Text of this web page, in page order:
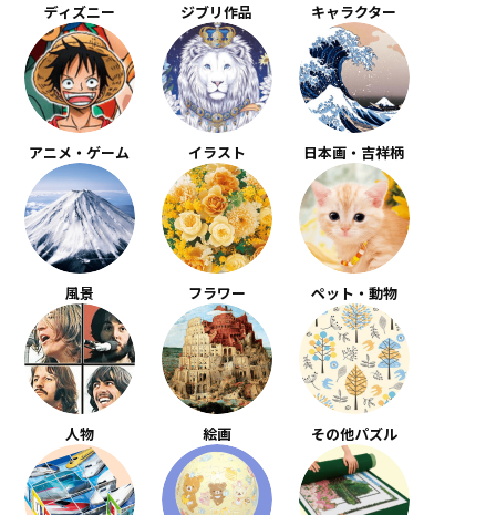
ディズニー ジブリ作品 キャラクター
アニメ・ゲーム イラスト 日本画・吉祥柄
風景 フラワー ペット・動物
人物 絵画 その他パズル